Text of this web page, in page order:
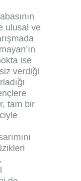
ulusal ve
ise
verdiği
tam bir